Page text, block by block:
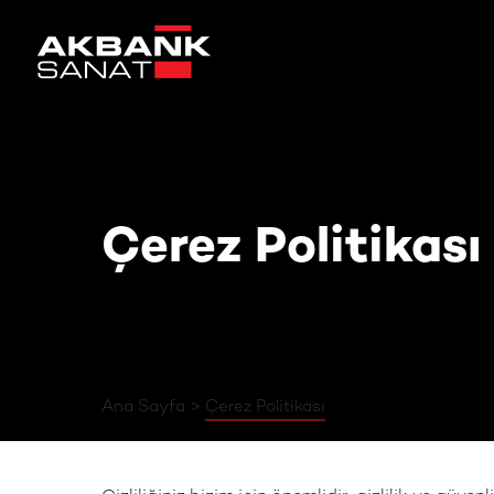
Çerez Politikası
Ana Sayfa Çerez Politikası
Çerez Politikası